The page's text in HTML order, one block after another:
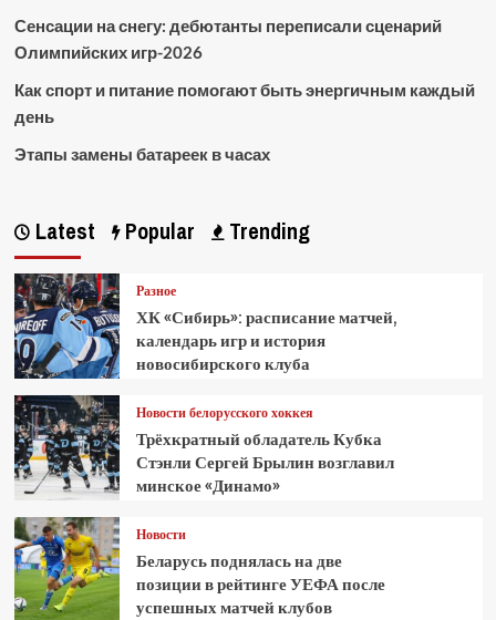
Сенсации на снегу: дебютанты переписали сценарий
Олимпийских игр-2026
Как спорт и питание помогают быть энергичным каждый
день
Этапы замены батареек в часах
Latest Popular Trending
Разное
ХК «Сибирь»: расписание матчей,
календарь игр и история
новосибирского клуба
Новости белорусского хоккея
Трёхкратный обладатель Кубка
Стэнли Сергей Брылин возглавил
минское «Динамо»
Новости
Беларусь поднялась на две
позиции в рейтинге УЕФА после
успешных матчей клубов